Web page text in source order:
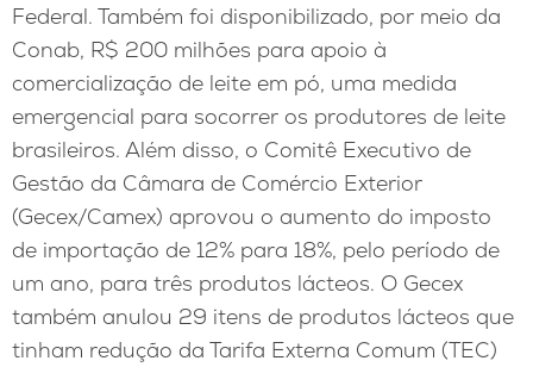
Federal. Também foi disponibilizado, por meio da
Conab, R$ 200 milhões para apoio à
comercialização de leite em pó, uma medida
emergencial para socorrer os produtores de leite
brasileiros. Além disso, o Comitê Executivo de
Gestão da Câmara de Comércio Exterior
(Gecex/Camex) aprovou o aumento do imposto
de importação de 12% para 18%, pelo período de
um ano, para três produtos lácteos. O Gecex
também anulou 29 itens de produtos lácteos que
tinham redução da Tarifa Externa Comum (TEC)